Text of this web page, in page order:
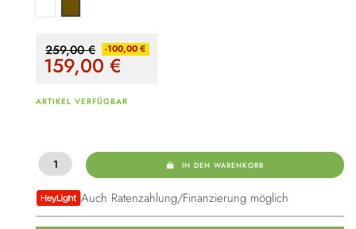
259,00 € -100,00 €
159,00€
ARTIKEL VERFÜGBAR
IN DEN WARENKORB
Auch Ratenzahlung/Finanzierung möglich